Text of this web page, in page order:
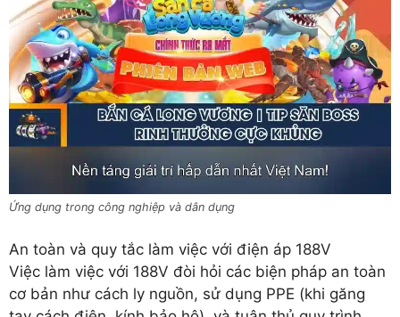
Ứng dụng trong công nghiệp và dân dụng
An toàn và quy tắc làm việc với điện áp 188V
Việc làm việc với 188V đòi hỏi các biện pháp an toàn
cơ bản như cách ly nguồn, sử dụng PPE (khi găng